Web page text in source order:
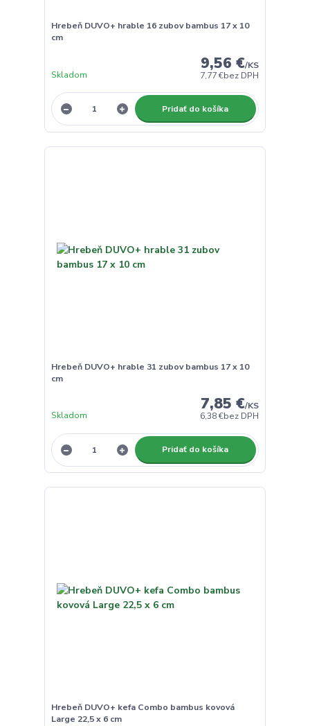
Hrebeň DUVO+ hrable 16 zubov bambus 17 x 10
cm
9,56 €/KS
7,77 €bez DPH
Skladom
Pridať do košíka
Hrebeň DUVO+ hrable 31 zubov bambus 17 x 10
cm
7,85 €/KS
6,38 €bez DPH
Skladom
Pridať do košíka
Hrebeň DUVO+ kefa Combo bambus kovová
Large 22,5 x 6 cm